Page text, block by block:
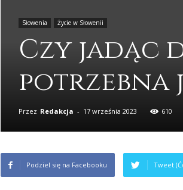
Słowenia Życie w Słowenii
Czy jadąc
potrzebna
Przez Redakcja - 17 września 2023 610
Podziel się na Facebooku Tweet